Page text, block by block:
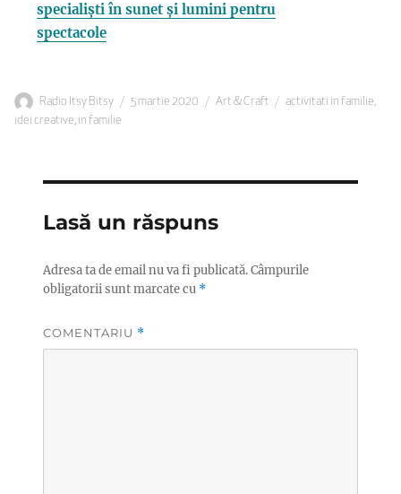
specialiști în sunet și lumini pentru
spectacole
Autor
Radio Itsy Bitsy
Publicat
5 martie 2020 Categorii
Art & Craft Etichete
activitati in familie,
idei creative, in familie
Lasă un răspuns
Adresa ta de email nu va fi publicată.Câmpurile
obligatorii sunt marcate cu *
COMENTARIU *